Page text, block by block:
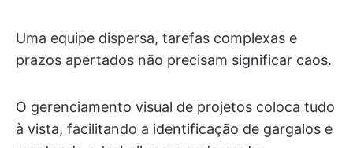
Uma equipe dispersa, tarefas complexas e
prazos apertados não precisam significar caos.
O gerenciamento visual de projetos coloca tudo
à vista, facilitando a identificação de gargalos e